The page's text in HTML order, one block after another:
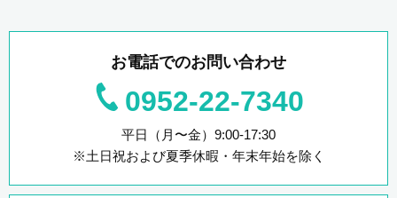
お電話でのお問い合わせ
0952-22-7340
平日（月〜金）9:00-17:30
※土日祝および夏季休暇・年末年始を除く